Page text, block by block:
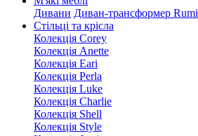
Дивани Диван-трансформер Rumi
Стільці та крісла
Колекція Corey
Колекція Anette
Колекція Eari
Колекція Perla
Колекція Luke
Колекція Charlie
Колекція Shell
Колекція Style